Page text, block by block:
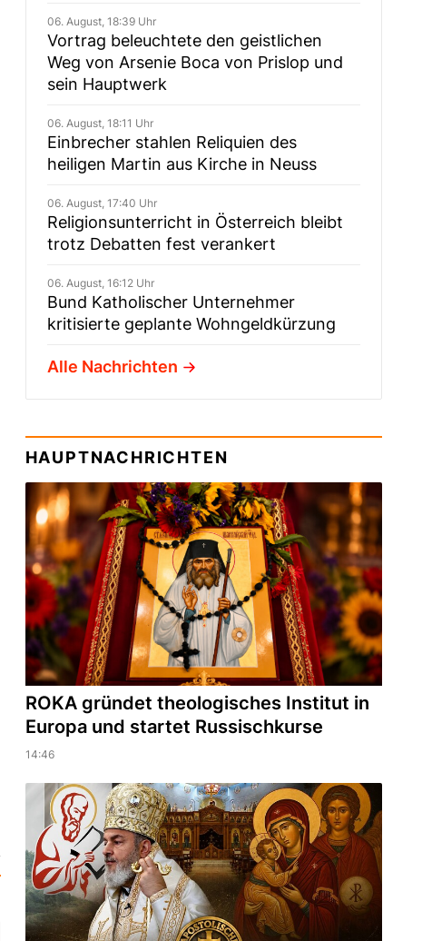
06. August, 18:39 Uhr
Vortrag beleuchtete den geistlichen
Weg von Arsenie Boca von Prislop und
sein Hauptwerk
06. August, 18:11 Uhr
Einbrecher stahlen Reliquien des
heiligen Martin aus Kirche in Neuss
06. August, 17:40 Uhr
Religionsunterricht in Österreich bleibt
trotz Debatten fest verankert
06. August, 16:12 Uhr
Bund Katholischer Unternehmer
kritisierte geplante Wohngeldkürzung
Alle Nachrichten
HAUPTNACHRICHTEN
ROKA gründet theologisches Institut in
Europa und startet Russischkurse
14:46